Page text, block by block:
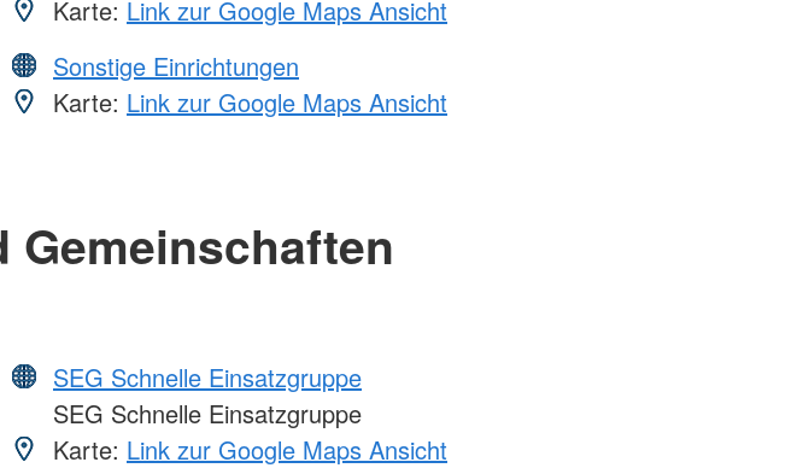
Karte: Link zur Google Maps Ansicht
Sonstige Einrichtungen
Karte: Link zur Google Maps Ansicht
SEG Schnelle Einsatzgruppe
SEG Schnelle Einsatzgruppe
Karte: Link zur Google Maps Ansicht